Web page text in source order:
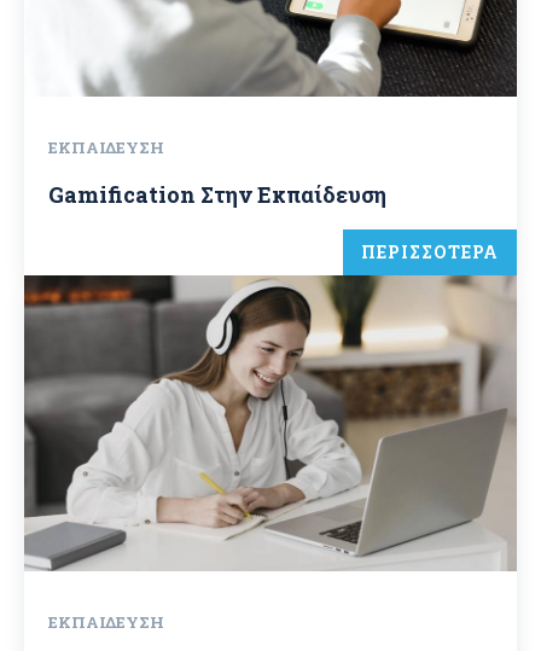
ΕΚΠΑΊΔΕΥΣΗ
Gamification Στην Εκπαίδευση
ΠΕΡΙΣΣΟΤΕΡΑ
ΕΚΠΑΊΔΕΥΣΗ